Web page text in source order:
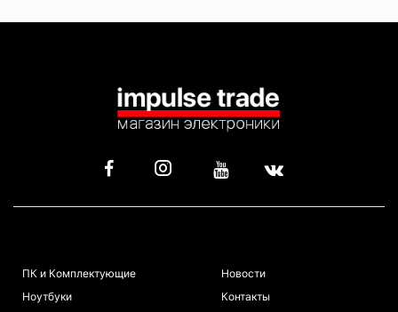
ПК и Комплектующие
Ноутбуки
Новости
Контакты